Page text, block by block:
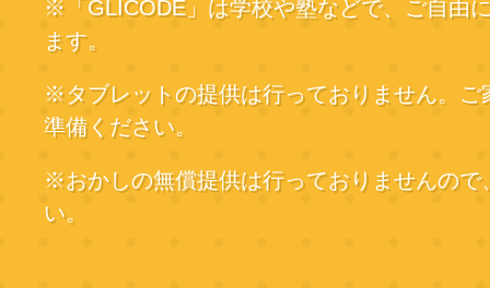
※「GLICODE」は学校や塾などで、ご自由
ます。
※タブレットの提供は行っておりません。ご
準備ください。
※おかしの無償提供は行っておりませんので
い。